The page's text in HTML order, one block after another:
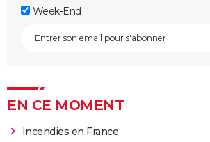
Week-End
EN CE MOMENT
Incendies en France